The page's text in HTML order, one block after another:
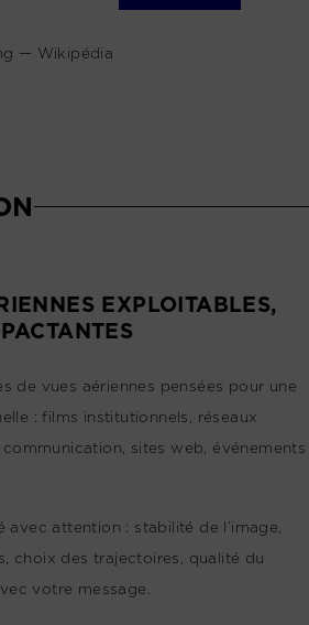
EXPLOITABLES,
de vues aériennes pensées pour une
: films institutionnels, réseaux
sites web, événements
avec attention : stabilité de l’image,
choix des trajectoires, qualité du
votre message.